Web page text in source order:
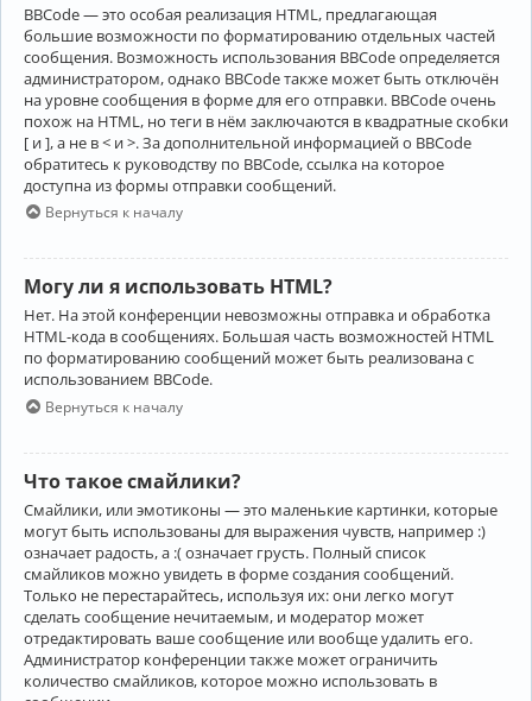
BBCode — это особая реализация HTML, предлагающая
большие возможности по форматированию отдельных частей
сообщения. Возможность использования BBCode определяется
администратором, однако BBCode также может быть отключён
на уровне сообщения в форме для его отправки. BBCode очень
похож на HTML, но теги в нём заключаются в квадратные скобки
[ и ], а не в < и >. За дополнительной информацией о BBCode
обратитесь к руководству по BBCode, ссылка на которое
доступна из формы отправки сообщений.
Вернуться к началу
Могу ли я использовать HTML?
Нет. На этой конференции невозможны отправка и обработка
HTML-кода в сообщениях. Большая часть возможностей HTML
по форматированию сообщений может быть реализована с
использованием BBCode.
Вернуться к началу
Что такое смайлики?
Смайлики, или эмотиконы — это маленькие картинки, которые
могут быть использованы для выражения чувств, например :)
означает радость, а :( означает грусть. Полный список
смайликов можно увидеть в форме создания сообщений.
Только не перестарайтесь, используя их: они легко могут
сделать сообщение нечитаемым, и модератор может
отредактировать ваше сообщение или вообще удалить его.
Администратор конференции также может ограничить
количество смайликов, которое можно использовать в